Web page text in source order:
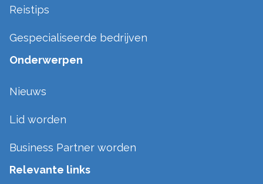
Reistips
Gespecialiseerde bedrijven
Onderwerpen
Nieuws
Lid worden
Business Partner worden
Relevante links